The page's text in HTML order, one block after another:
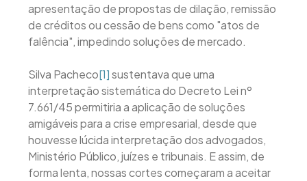
apresentação de propostas de dilação, remissão
de créditos ou cessão de bens como "atos de
falência", impedindo soluções de mercado.
Silva Pacheco[1]sustentava que uma
interpretação sistemática do Decreto Lei nº
7.661/45 permitiria a aplicação de soluções
amigáveis para a crise empresarial, desde que
houvesse lúcida interpretação dos advogados,
Ministério Público, juízes e tribunais. E assim, de
forma lenta, nossas cortes começaram a aceitar